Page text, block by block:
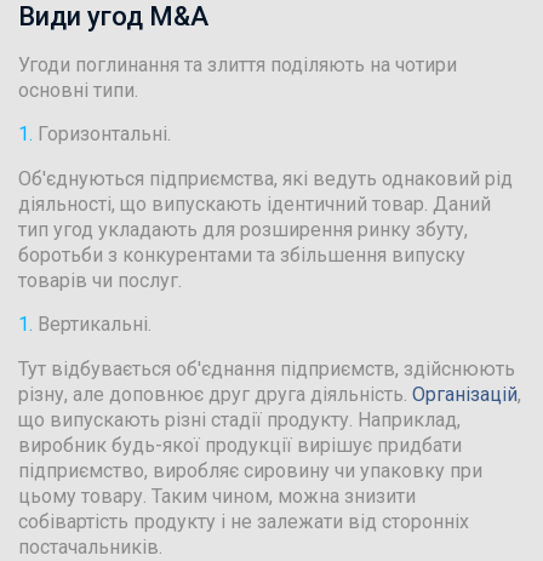
Види угод M&A
Угоди поглинання та злиття поділяють на чотири
основні типи.
Горизонтальні.
Об'єднуються підприємства, які ведуть однаковий рід
діяльності, що випускають ідентичний товар. Даний
тип угод укладають для розширення ринку збуту,
боротьби з конкурентами та збільшення випуску
товарів чи послуг.
Вертикальні.
Тут відбувається об'єднання підприємств, здійснюють
різну, але доповнює друг друга діяльність. Організацій,
що випускають різні стадії продукту. Наприклад,
виробник будь-якої продукції вирішує придбати
підприємство, виробляє сировину чи упаковку при
цьому товару. Таким чином, можна знизити
собівартість продукту і не залежати від сторонніх
постачальників.